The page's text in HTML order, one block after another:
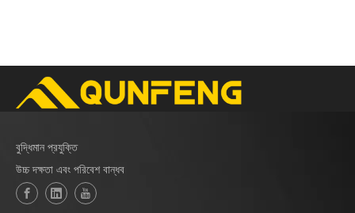
বুদ্ধিমান প্রযুক্তি
উচ্চ দক্ষতা এবং পরিবেশ বান্ধব